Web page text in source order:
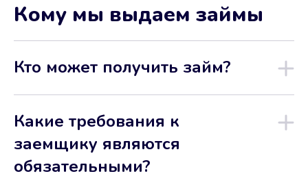
Кому мы выдаем займы
Кто может получить займ?
Какие требования к
заемщику являются
обязательными?